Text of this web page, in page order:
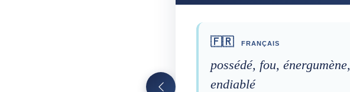
🇫🇷 FRANÇAIS
possédé, fou, énergumène,
endiablé